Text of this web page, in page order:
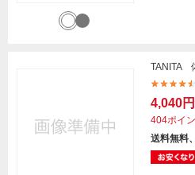
TANITA
4,040円
404ポイ
送料無料